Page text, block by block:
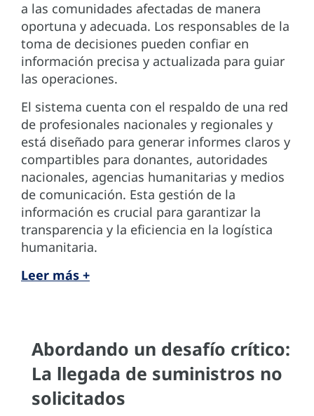
a las comunidades afectadas de manera
oportuna y adecuada. Los responsables de la
toma de decisiones pueden confiar en
información precisa y actualizada para guiar
las operaciones.
El sistema cuenta con el respaldo de una red
de profesionales nacionales y regionales y
está diseñado para generar informes claros y
compartibles para donantes, autoridades
nacionales, agencias humanitarias y medios
de comunicación. Esta gestión de la
información es crucial para garantizar la
transparencia y la eficiencia en la logística
humanitaria.
Leer más +
Abordando un desafío crítico:
La llegada de suministros no
solicitados